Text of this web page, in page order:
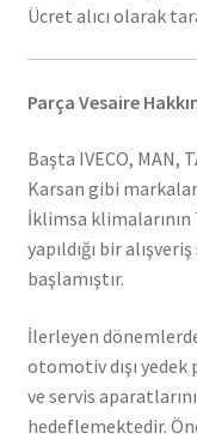
Ücret alıcı olarak
Parça Vesaire
Başta IVECO, MAN,
Karsan gibi
İklimsa klimalarının
yapıldığı bir
başlamıştır.
İlerleyen
otomotiv dışı
ve servis
hedeflemektedir.